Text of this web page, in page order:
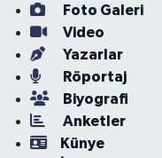
Foto Galeri
Video
Yazarlar
Röportaj
Biyografi
Anketler
Künye